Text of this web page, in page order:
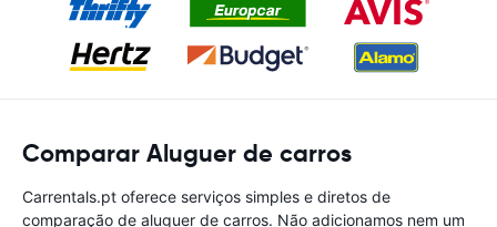
Comparar Aluguer de carros
Carrentals.pt oferece serviços simples e diretos de
comparação de aluguer de carros. Não adicionamos nem um